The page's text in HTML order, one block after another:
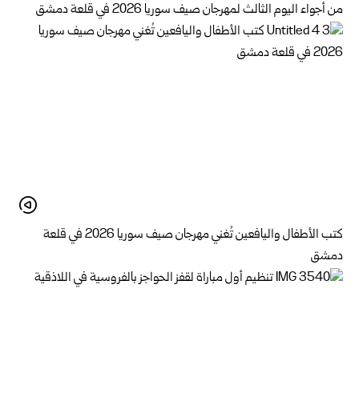
من أجواء اليوم الثالث لمهرجان صيف سوريا 2026 في قلعة دمشق
كتب الأطفال واليافعين تُغني مهرجان صيف سوريا 2026 في قلعة
دمشق